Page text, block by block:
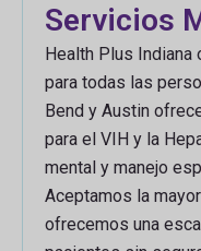
Servicios
Health Plus
para todas las
Bend y Austin
para el VIH y la
mental y manejo
Aceptamos la
ofrecemos una